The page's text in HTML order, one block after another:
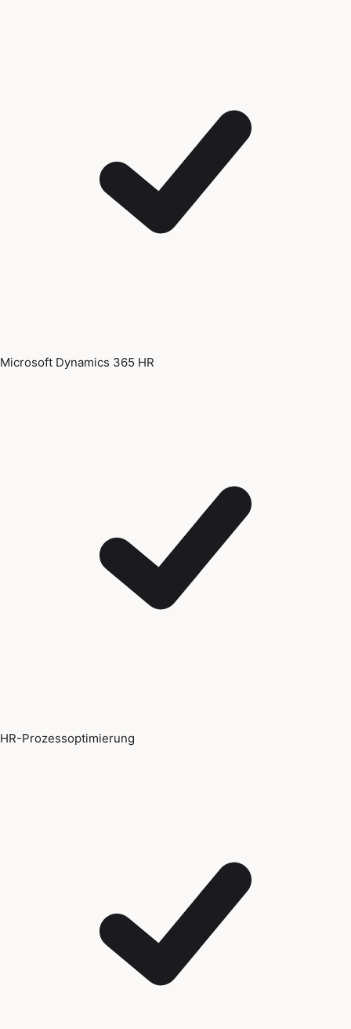
Microsoft Dynamics 365 HR
HR-Prozessoptimierung